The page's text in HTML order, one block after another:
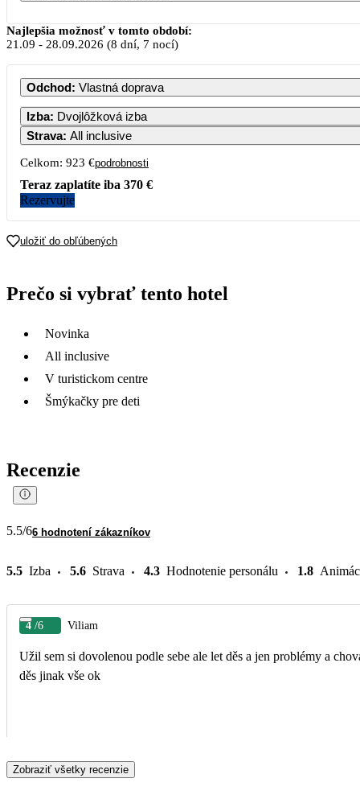
September 2026
PO UT ST ŠT PI SO
1 2 3 4 5
7 8 9 10 11 12
433 446
Najlepšia možnosť v tomto období:
21.09 - 28.09.2026 (8 dní, 7 nocí)
Odchod: Vlastná doprava
Izba: Dvojlôžková izba
Strava: All inclusive
Celkom: 923 €podrobnosti
Teraz zaplatíte iba 370 €
Rezervujte
uložiť do obľúbených
Prečo si vybrať tento hotel
Novinka
All inclusive
V turistickom centre
Šmýkačky pre deti
Recenzie
5.5/66 hodnotení zákazníkov
5.5 Izba 5.6 Strava 4.3 Hodnotenie personálu 1.8
4 /6 Viliam
Užil sem si dovolenou podle sebe ale let děs a jen problémy a
děs jinak vše ok
Zobraziť všetky recenzie